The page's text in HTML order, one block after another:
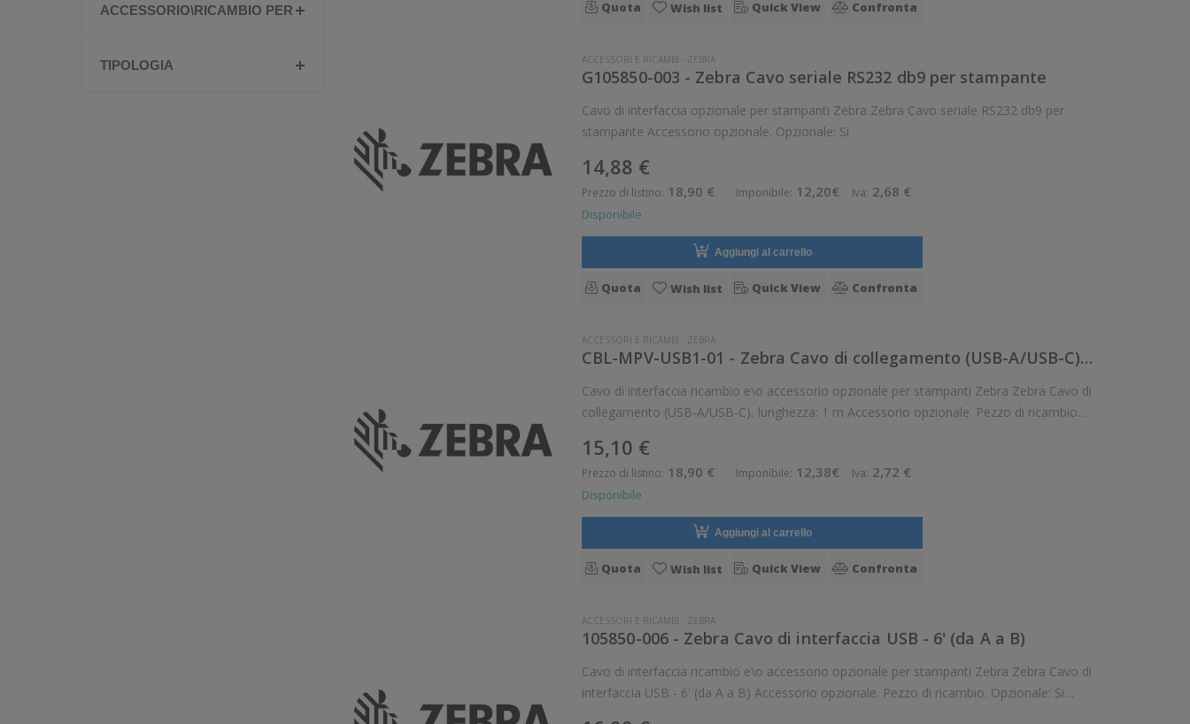
Quota Wish list Quick View Confronta
ACCESSORI E RICAMBI - ZEBRA
G105850-003 - Zebra Cavo seriale RS232 db9 per stampante
Cavo di interfaccia opzionale per stampanti Zebra Zebra Cavo seriale RS232 db9 per
stampante Accessorio opzionale. Opzionale: Si
14,88 €
Prezzo di listino: 18,90 € Imponibile: 12,20€ Iva: 2,68 €
Disponibile
Aggiungi al carrello
Quota Wish list Quick View Confronta
ACCESSORI E RICAMBI - ZEBRA
CBL-MPV-USB1-01 - Zebra Cavo di collegamento (USB-A/USB-C), 1 m
Cavo di interfaccia ricambio e\o accessorio opzionale per stampanti Zebra Zebra Cavo di
collegamento (USB-A/USB-C), lunghezza: 1 m Accessorio opzionale. Pezzo di ricambio.
15,10 €
Prezzo di listino: 18,90 € Imponibile: 12,38€ Iva: 2,72 €
Disponibile
Aggiungi al carrello
Quota Wish list Quick View Confronta
ACCESSORI E RICAMBI - ZEBRA
105850-006 - Zebra Cavo di interfaccia USB - 6' (da A a B)
Cavo di interfaccia ricambio e\o accessorio opzionale per stampanti Zebra Zebra Cavo di
interfaccia USB - 6' (da A a B) Accessorio opzionale. Pezzo di ricambio. Opzionale: Si
ACCESSORIO\RICAMBIO PER
TIPOLOGIA